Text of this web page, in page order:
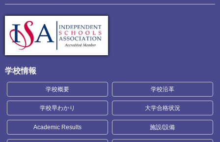
学校情報
学校概要 学校沿革
学校早わかり 大学合格状況
Academic Results 施設/設備